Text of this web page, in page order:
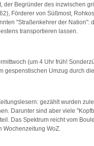
der Begründer des inzwischen
Förderer von Süßmost,
"Straßenkehrer der Nation":
transportieren lassen.
(um 4 Uhr früh!
gespenstischen Umzug durch
gezählt wurden
Darunter sind aber viele
Das Spektrum reicht vom
Wochenzeitung WoZ.